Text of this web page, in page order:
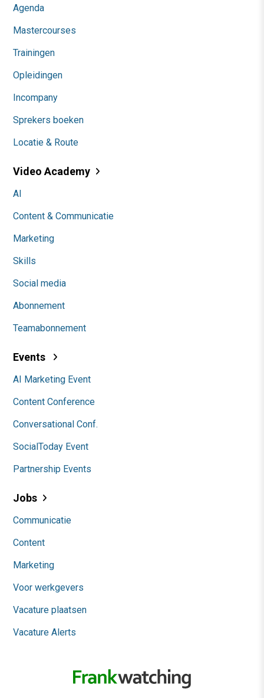
Agenda
Mastercourses
Trainingen
Opleidingen
Incompany
Sprekers boeken
Locatie & Route
Video Academy
AI
Content & Communicatie
Marketing
Skills
Social media
Abonnement
Teamabonnement
Events
AI Marketing Event
Content Conference
Conversational Conf.
SocialToday Event
Partnership Events
Jobs
Communicatie
Content
Marketing
Voor werkgevers
Vacature plaatsen
Vacature Alerts